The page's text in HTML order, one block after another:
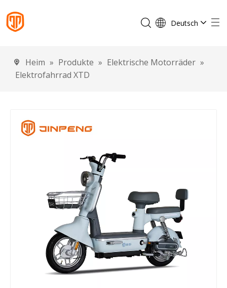
Deutsch
Español
Heim » Produkte » Elektrische Motorräder »
Elektrofahrrad XTD